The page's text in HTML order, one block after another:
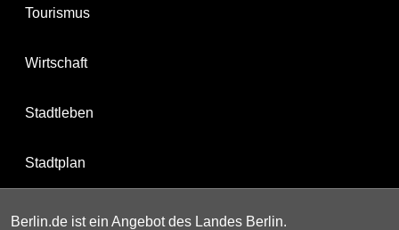
Tourismus
Wirtschaft
Stadtleben
Stadtplan
Berlin.de ist ein Angebot des Landes Berlin.